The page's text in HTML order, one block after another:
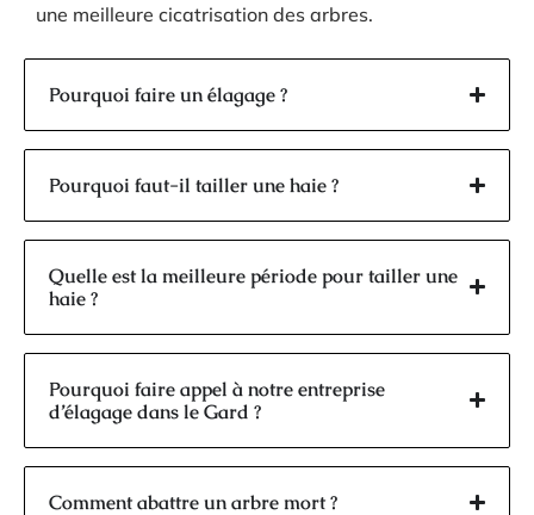
une meilleure cicatrisation des arbres.
Pourquoi faire un élagage ?
Pourquoi faut-il tailler une haie ?
Quelle est la meilleure période pour tailler une
haie ?
Pourquoi faire appel à notre entreprise
d’élagage dans le Gard ?
Comment abattre un arbre mort ?